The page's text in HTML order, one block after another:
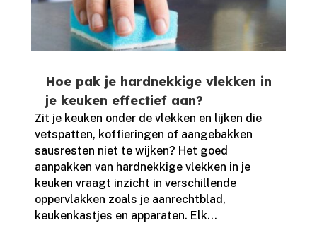
Hoe pak je hardnekkige vlekken in
je keuken effectief aan?
Zit je keuken onder de vlekken en lijken die
vetspatten, koffieringen of aangebakken
sausresten niet te wijken? Het goed
aanpakken van hardnekkige vlekken in je
keuken vraagt inzicht in verschillende
oppervlakken zoals je aanrechtblad,
keukenkastjes en apparaten.​ Elk...